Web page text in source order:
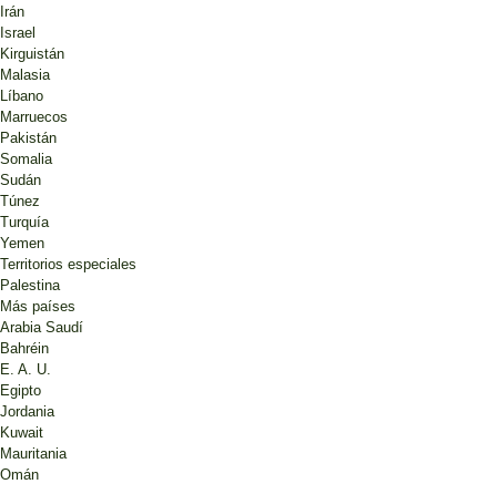
Irán
Israel
Kirguistán
Malasia
Líbano
Marruecos
Pakistán
Somalia
Sudán
Túnez
Turquía
Yemen
Territorios especiales
Palestina
Más países
Arabia Saudí
Bahréin
E. A. U.
Egipto
Jordania
Kuwait
Mauritania
Omán